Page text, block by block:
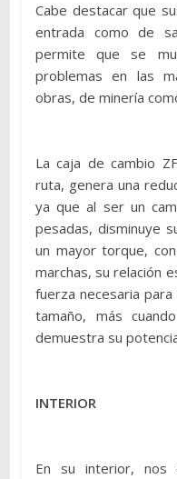
Cabe destacar que
entrada como de
permite que se
problemas en las
obras, de minería
La caja de cambio
ruta, genera una
ya que al ser un
pesadas, disminuye
un mayor torque,
marchas, su relación
fuerza necesaria
tamaño, más
demuestra su
INTERIOR
En su interior, nos